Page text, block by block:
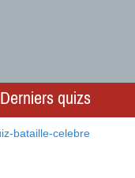
Derniers quizs